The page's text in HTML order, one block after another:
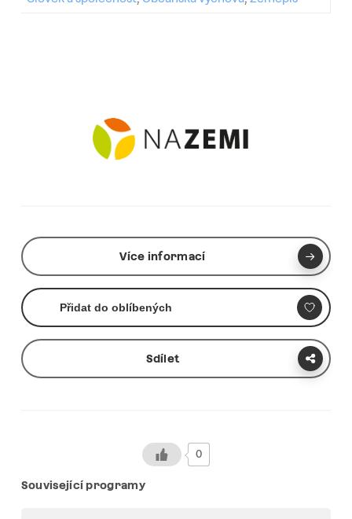
Více informací
Přidat do oblíbených
Sdílet
0
Související programy